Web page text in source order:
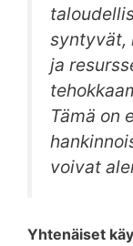
syntyvät,
ja
Tämä on
voivat
Yhtenäiset